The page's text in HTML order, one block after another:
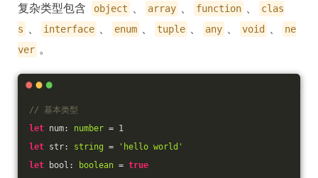
复杂类型包含 object 、 array 、 function 、
clas
s 、 interface 、 enum 、 tuple 、 any 、 void 、
ne
ver 。
// 基本类型
let num: number = 1
let str: string =
'hello world'
let bool: boolean = true